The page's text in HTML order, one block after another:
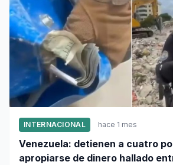
INTERNACIONAL hace 1 mes
Venezuela: detienen a cuatro
apropiarse de dinero hallado